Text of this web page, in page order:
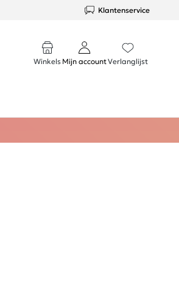
Klantenservice
Winkels Mijn accountVerlanglijst